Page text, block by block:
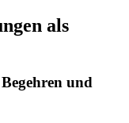
als
und